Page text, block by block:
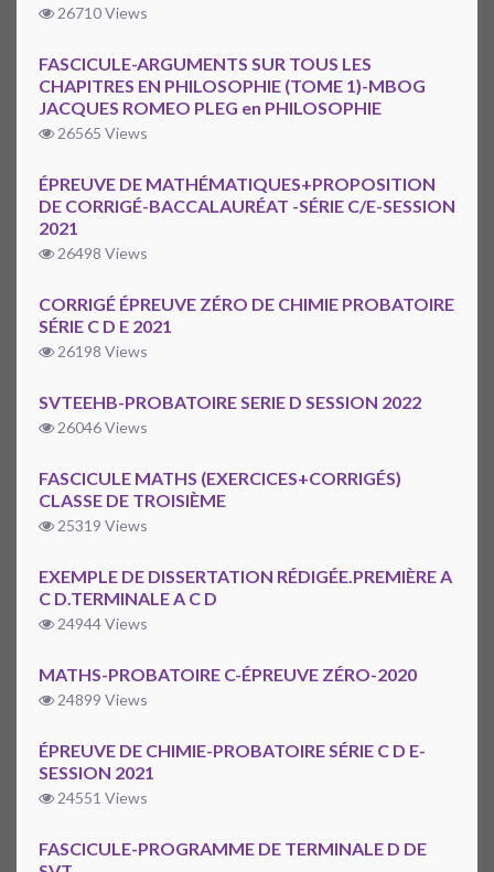
26710 Views
FASCICULE-ARGUMENTS SUR TOUS LES
CHAPITRES EN PHILOSOPHIE (TOME 1)-MBOG
JACQUES ROMEO PLEG en PHILOSOPHIE
26565 Views
ÉPREUVE DE MATHÉMATIQUES+PROPOSITION
DE CORRIGÉ-BACCALAURÉAT -SÉRIE C/E-SESSION
2021
26498 Views
CORRIGÉ ÉPREUVE ZÉRO DE CHIMIE PROBATOIRE
SÉRIE C D E 2021
26198 Views
SVTEEHB-PROBATOIRE SERIE D SESSION 2022
26046 Views
FASCICULE MATHS (EXERCICES+CORRIGÉS)
CLASSE DE TROISIÈME
25319 Views
EXEMPLE DE DISSERTATION RÉDIGÉE.PREMIÈRE A
C D.TERMINALE A C D
24944 Views
MATHS-PROBATOIRE C-ÉPREUVE ZÉRO-2020
24899 Views
ÉPREUVE DE CHIMIE-PROBATOIRE SÉRIE C D E-
SESSION 2021
24551 Views
FASCICULE-PROGRAMME DE TERMINALE D DE